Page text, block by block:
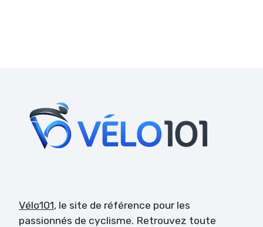
Vélo101, le site de référence pour les
passionnés de cyclisme. Retrouvez toute